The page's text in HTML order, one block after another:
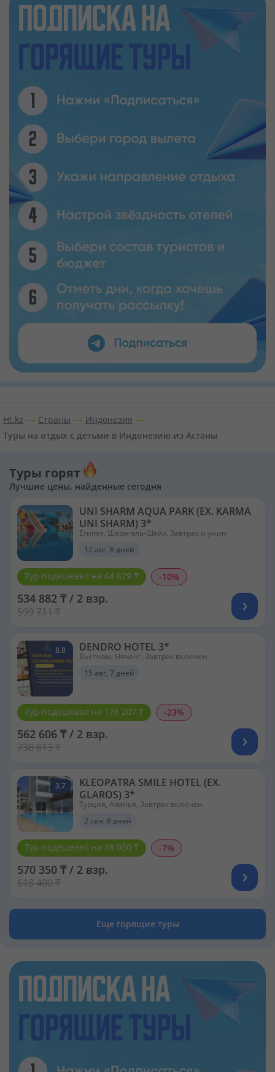
Ht.kz Страны
Индонезия
Туры на отдых с детьми в Индонезию из Астаны
Туры горят
Лучшие цены, найденные сегодня
UNI SHARM AQUA PARK (EX. KARMA
UNI SHARM) 3*
Египет, Шарм-эль-Шейх, Завтрак и ужин
12 авг, 8 дней
Тур подешевел на 64 829 ₸ -10%
534 882 ₸ / 2 взр.
599 711 ₸
8.8 DENDRO HOTEL 3*
Вьетнам, Нячанг, Завтрак включен
15 авг, 7 дней
Тур подешевел на 176 207 ₸ -23%
562 606 ₸ / 2 взр.
738 813 ₸
3.7
KLEOPATRA SMILE HOTEL (EX.
GLAROS) 3*
Турция, Аланья, Завтрак включен
2 сен, 8 дней
Тур подешевел на 48 050 ₸ -7%
570 350 ₸ / 2 взр.
618 400 ₸
Еще горящие туры